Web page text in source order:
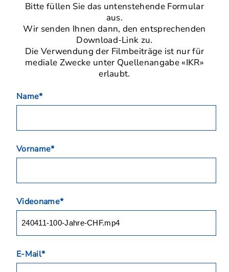
Bitte füllen Sie das untenstehende Formular
aus.
Wir senden Ihnen dann, den entsprechenden
Download-Link zu.
Die Verwendung der Filmbeiträge ist nur für
mediale Zwecke unter Quellenangabe «IKR»
erlaubt.
Name*
Vorname*
Videoname*
E-Mail*